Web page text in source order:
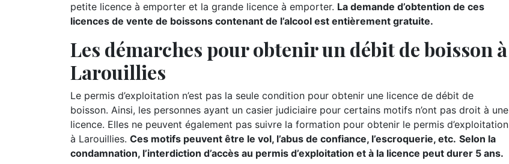
petite licence à emporter et la grande licence à emporter. La demande d’obtention de ces
licences de vente de boissons contenant de l’alcool est entièrement gratuite.
Les démarches pour obtenir un débit de boisson à
Larouillies
Le permis d’exploitation n’est pas la seule condition pour obtenir une licence de débit de
boisson. Ainsi, les personnes ayant un casier judiciaire pour certains motifs n’ont pas droit à une
licence. Elles ne peuvent également pas suivre la formation pour obtenir le permis d’exploitation
à Larouillies. Ces motifs peuvent être le vol, l’abus de confiance, l’escroquerie, etc. Selon la
condamnation, l’interdiction d’accès au permis d’exploitation et à la licence peut durer 5 ans.